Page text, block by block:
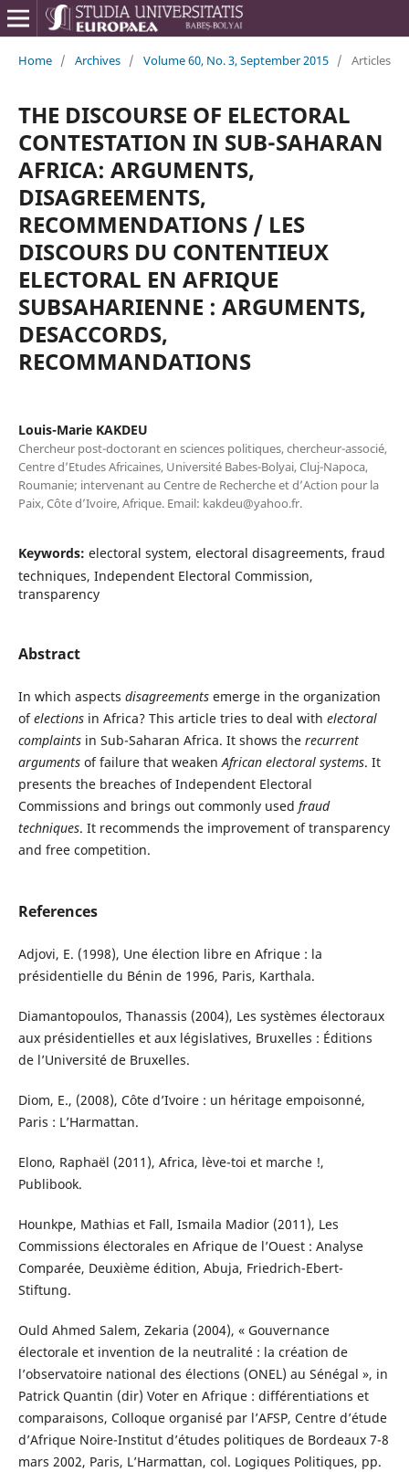
Home / Archives / Volume 60, No. 3, September 2015 / Articles
THE DISCOURSE OF ELECTORAL
CONTESTATION IN SUB-SAHARAN
AFRICA: ARGUMENTS,
DISAGREEMENTS,
RECOMMENDATIONS / LES
DISCOURS DU CONTENTIEUX
ELECTORAL EN AFRIQUE
SUBSAHARIENNE : ARGUMENTS,
DESACCORDS,
RECOMMANDATIONS
Louis-Marie KAKDEU
Chercheur post-doctorant en sciences politiques, chercheur-associé,
Centre d’Etudes Africaines, Université Babes-Bolyai, Cluj-Napoca,
Roumanie; intervenant au Centre de Recherche et d’Action pour la
Paix, Côte d’Ivoire, Afrique. Email: kakdeu@yahoo.fr.
Keywords: electoral system, electoral disagreements, fraud
techniques, Independent Electoral Commission,
transparency
Abstract
In which aspects disagreementsemerge in the organization
ofelectionsin Africa? This article tries to deal with electoral
complaintsin Sub-Saharan Africa. It shows the recurrent
argumentsof failure that weakenAfrican electoral systems. It
presents the breaches of Independent Electoral
Commissions and brings out commonly used fraud
techniques. It recommends the improvement of transparency
and free competition.
References
Adjovi, E. (1998), Une élection libre en Afrique : la
présidentielle du Bénin de 1996, Paris, Karthala.
Diamantopoulos, Thanassis (2004), Les systèmes électoraux
aux présidentielles et aux législatives, Bruxelles : Éditions
de l’Université de Bruxelles.
Diom, E., (2008), Côte d’Ivoire : un héritage empoisonné,
Paris : L’Harmattan.
Elono, Raphaël (2011), Africa, lève-toi et marche !,
Publibook.
Hounkpe, Mathias et Fall, Ismaila Madior (2011), Les
Commissions électorales en Afrique de l’Ouest : Analyse
Comparée, Deuxième édition, Abuja, Friedrich-Ebert-
Stiftung.
Ould Ahmed Salem, Zekaria (2004), « Gouvernance
électorale et invention de la neutralité : la création de
l’observatoire national des élections (ONEL) au Sénégal », in
Patrick Quantin (dir) Voter en Afrique : différentiations et
comparaisons, Colloque organisé par l’AFSP, Centre d’étude
d’Afrique Noire-Institut d’études politiques de Bordeaux 7-8
mars 2002, Paris, L’Harmattan, col. Logiques Politiques, pp.